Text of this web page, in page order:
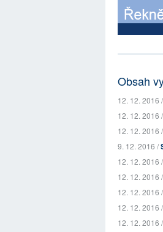
Obsah
12. 12. 2016 /
12. 12. 2016 /
12. 12. 2016 /
9. 12. 2016 /
12. 12. 2016 /
12. 12. 2016 /
12. 12. 2016 /
12. 12. 2016 /
12. 12. 2016 /